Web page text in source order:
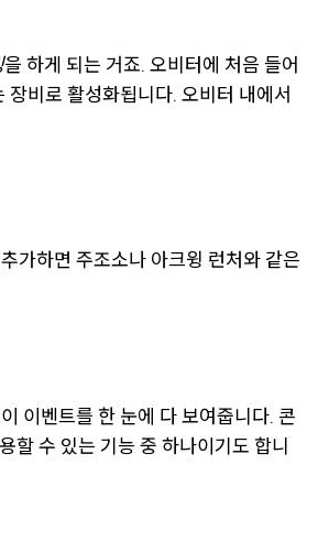
을 하게 되는 거죠. 오비터에 처음 들어
비로 활성화됩니다. 오비터 내에서
가하면 주조소나 아크윙 런처와 같은
이벤트를 한 눈에 다 보여줍니다. 콘
할 수 있는 기능 중 하나이기도 합니